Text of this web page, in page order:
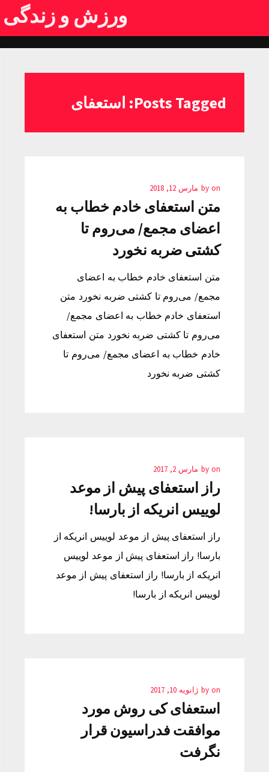
ورزش و زندگی
Posts Tagged: استعفای
by on مارس 12, 2018
متن استعفای خادم خطاب به
اعضای مجمع/ می‌روم تا
کشتی ضربه نخورد
متن استعفای خادم خطاب به اعضای
مجمع/ می‌روم تا کشتی ضربه نخورد متن
استعفای خادم خطاب به اعضای مجمع/
می‌روم تا کشتی ضربه نخورد متن استعفای
خادم خطاب به اعضای مجمع/ می‌روم تا
کشتی ضربه نخورد
by on مارس 2, 2017
راز استعفای پیش از موعد
لوییس انریکه از بارسا!
راز استعفای پیش از موعد لوییس انریکه از
بارسا! راز استعفای پیش از موعد لوییس
انریکه از بارسا! راز استعفای پیش از موعد
لوییس انریکه از بارسا!
by on ژانویه 10, 2017
استعفای کی روش مورد
موافقت فدراسیون قرار
نگرفت